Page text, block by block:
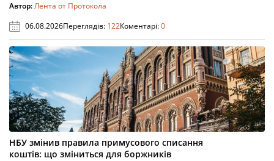
Автор:Лента от Протокола
06.08.2026Переглядів: 122Коментарі:0
НБУ змінив правила примусового списання
коштів: що зміниться для боржників